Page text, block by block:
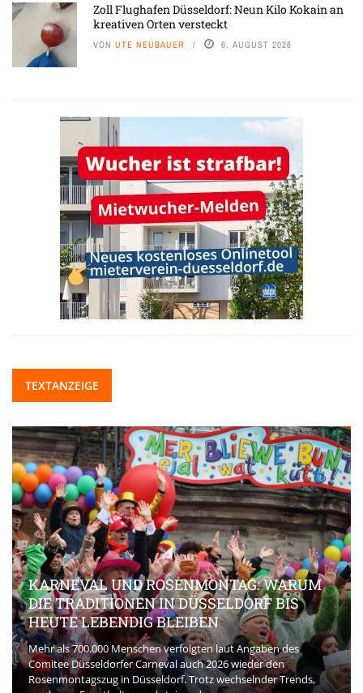
Zoll Flughafen Düsseldorf: Neun Kilo Kokain an
kreativen Orten versteckt
VON UTE NEUBAUER 6. AUGUST 2026
TEXTANZEIGE
KARNEVAL UND ROSENMONTAG: WARUM
DIE TRADITIONEN IN DÜSSELDORF BIS
HEUTE LEBENDIG BLEIBEN
Mehr als 700.000 Menschen verfolgten laut Angaben des
Comitee Düsseldorfer Carneval auch 2026 wieder den
Rosenmontagszug in Düsseldorf. Trotz wechselnder Trends,